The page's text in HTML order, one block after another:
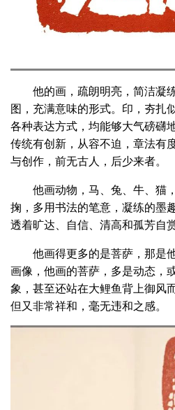
他的画，疏朗明亮，简洁凝
图，充满意味的形式。印，夯扎
各种表达方式，均能够大气磅礴
传统有创新，从容不迫，章法有
与创作，前无古人，后少来者。
他画动物，马、兔、牛、猫
掬，多用书法的笔意，凝练的墨
透着旷达、自信、清高和孤芳自赏
他画得更多的是菩萨，那是
画像，他画的菩萨，多是动态，
象，甚至还站在大鲤鱼背上御风
但又非常祥和，毫无违和之感。